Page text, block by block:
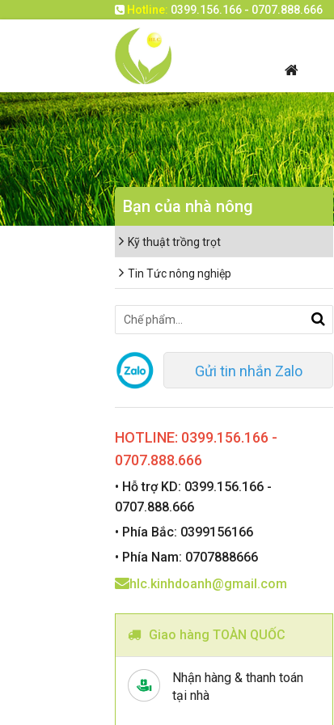
Hotline: 0399.156.166 - 0707.888.666
Bạn của nhà nông
Kỹ thuật trồng trọt
Tin Tức nông nghiệp
Gửi tin nhắn Zalo
HOTLINE: 0399.156.166 -
0707.888.666
• Hỗ trợ KD: 0399.156.166 -
0707.888.666
• Phía Bắc: 0399156166
• Phía Nam: 0707888666
hlc.kinhdoanh@gmail.com
Giao hàng TOÀN QUỐC
Nhận hàng & thanh toán
tại nhà